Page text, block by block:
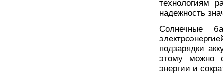
технологиям
надежность
Солнечные
подзарядки
этому можно
энергии и